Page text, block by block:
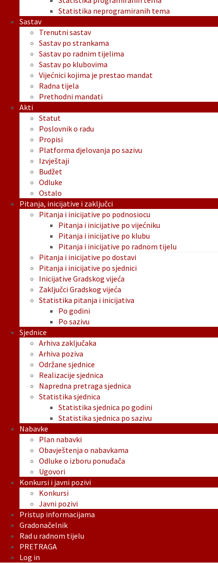
Statistika neprogramiranih tema
Sastav
Trenutni sastav
Sastav po strankama
Sastav po radnim tijelima
Sastav po klubovima
Vijećnici kojima je prestao mandat
Radna tijela
Prethodni mandati
Akti
Statut
Poslovnik o radu
Propisi
Platforma djelovanja po sazivu
Izvještaji
Budžet
Odluke
Ostalo
Pitanja, inicijative i zaključci
Pitanja i inicijative po podnosiocu
Pitanja i inicijative po vijećniku
Pitanja i inicijative po klubu
Pitanja i inicijative po radnom tijelu
Pitanja i inicijative po dostavi
Pitanja i inicijative po sjednici
Inicijative Gradskog vijeća
Zaključci Gradskog vijeća
Statistika pitanja i inicijativa
Po godini
Po sazivu
Sjednice
Arhiva zaključaka
Arhiva poziva
Održane sjednice
Realizacije sjednica
Napredna pretraga sjednica
Statistika sjednica
Statistika sjednica po godini
Statistika sjednica po sazivu
Nabavke
Plan nabavki
Obavještenja o nabavkama
Odluke o izboru ponuđača
Ugovori
Konkursi i javni pozivi
Konkursi
Javni pozivi
Pristup informacijama
Gradonačelnik
Rad u radnom tijelu
PRETRAGA
Log in